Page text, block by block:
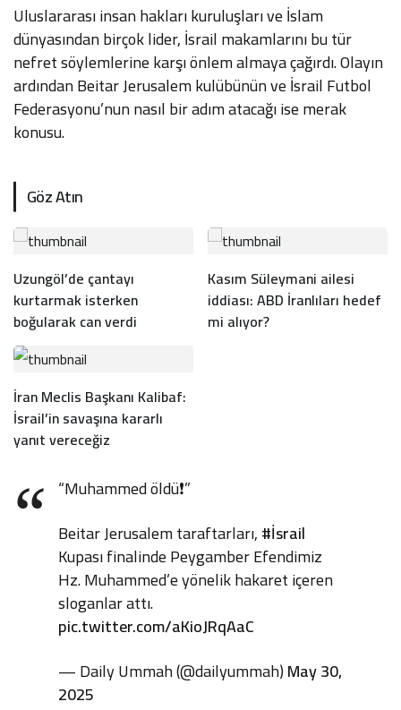
Uluslararası insan hakları kuruluşları ve İslam
dünyasından birçok lider, İsrail makamlarını bu tür
nefret söylemlerine karşı önlem almaya çağırdı. Olayın
ardından Beitar Jerusalem kulübünün ve İsrail Futbol
Federasyonu’nun nasıl bir adım atacağı ise merak
konusu.
Göz Atın
Uzungöl’de çantayı
kurtarmak isterken
boğularak can verdi
Kasım Süleymani ailesi
iddiası: ABD İranlıları hedef
mi alıyor?
İran Meclis Başkanı Kalibaf:
İsrail’in savaşına kararlı
yanıt vereceğiz
“Muhammed öldü❗”
Beitar Jerusalem taraftarları,#İsrail
Kupası finalinde Peygamber Efendimiz
Hz. Muhammed’e yönelik hakaret içeren
sloganlar attı.
pic.twitter.com/aKioJRqAaC
— Daily Ummah (@dailyummah)May 30,
2025